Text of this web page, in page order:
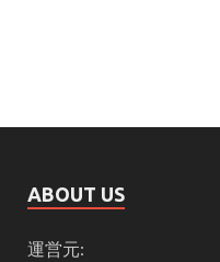
ABOUT US
運営元: